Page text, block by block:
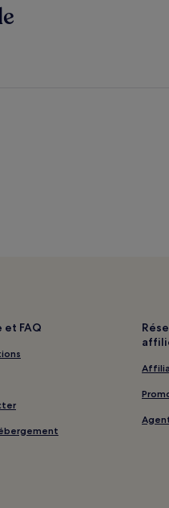
et FAQ